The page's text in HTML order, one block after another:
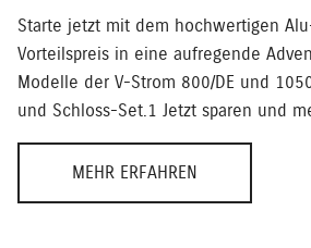
Starte jetzt mit dem hochwertigen
Vorteilspreis in eine aufregende
Modelle der V-Strom 800/DE und
und Schloss-Set.1 Jetzt sparen und
MEHR ERFAHREN